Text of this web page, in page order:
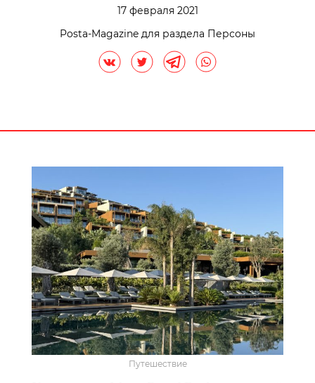
17 февраля 2021
Posta-Magazine для раздела Персоны
Путешествие